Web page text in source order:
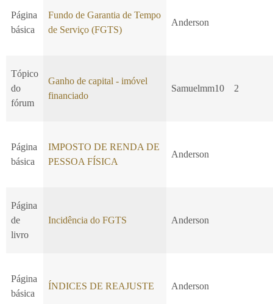
Página
básica
Fundo de Garantia de Tempo
de Serviço (FGTS)
Anderson
Tópico
do
fórum
Ganho de capital - imóvel
financiado
Samuelmm10 2
Página
básica
IMPOSTO DE RENDA DE
PESSOA FÍSICA
Anderson
Página
de
livro
Incidência do FGTS Anderson
Página
básica
ÍNDICES DE REAJUSTE Anderson